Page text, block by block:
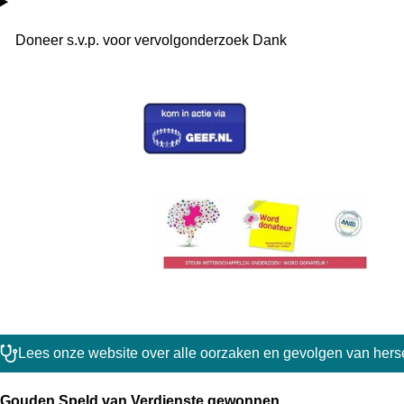
Doneer s.v.p. voor vervolgonderzoek Dank
Lees onze website over alle oorzaken en gevolgen van
Gouden Speld van Verdienste gewonnen